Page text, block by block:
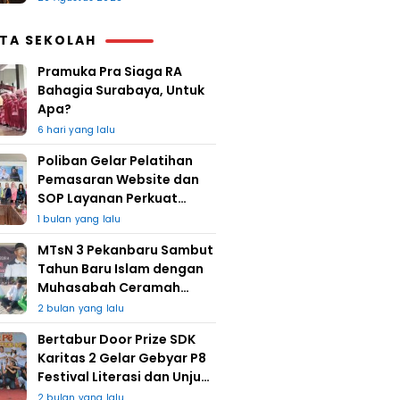
SEKOLAH
Pramuka Pra Siaga RA
Bahagia Surabaya, Untuk
Apa?
6 hari yang lalu
Poliban Gelar Pelatihan
Pemasaran Website dan
SOP Layanan Perkuat
UMKM Berkat Guru Kapuh
1 bulan yang lalu
MTsN 3 Pekanbaru Sambut
Tahun Baru Islam dengan
Muhasabah Ceramah
Agama
2 bulan yang lalu
Bertabur Door Prize SDK
Karitas 2 Gelar Gebyar P8
Festival Literasi dan Unjuk
Karya